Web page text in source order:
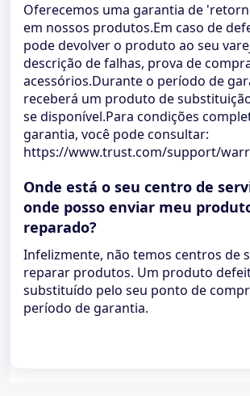
Oferecemos uma garantia de
em nossos produtos.Em caso de
pode devolver o produto ao seu
descrição de falhas, prova de
acessórios.Durante o período de
receberá um produto de
se disponível.Para condições
garantia, você pode consultar:
https://www.trust.com/support/
Onde está o seu centro de
onde posso enviar meu
reparado?
Infelizmente, não temos centros de
reparar produtos. Um produto
substituído pelo seu ponto de
período de garantia.